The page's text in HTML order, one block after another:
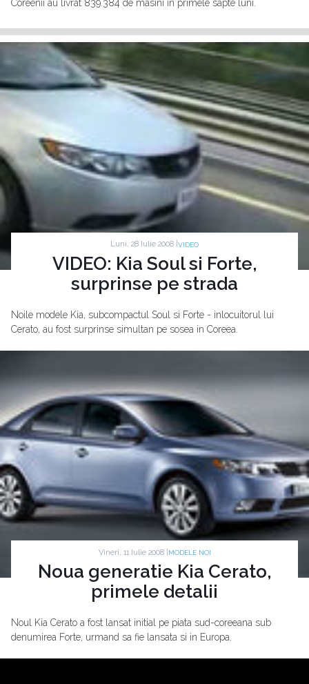
Coreenii au livrat 839.384 de masini in primele sapte luni.
Luni, 28 Iulie 2008 | VIDEO
VIDEO: Kia Soul si Forte,
surprinse pe strada
Noile modele Kia, subcompactul Soul si Forte - inlocuitorul lui
Cerato, au fost surprinse simultan pe sosea in Coreea.
Vineri, 11 Iulie 2008 | MODELE NOI
Noua generatie Kia Cerato,
primele detalii
Noul Kia Cerato a fost lansat initial pe piata sud-coreeana sub
denumirea Forte, urmand sa fie lansata si in Europa.